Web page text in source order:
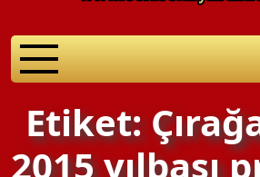
Etiket:
2015 yılbaşı